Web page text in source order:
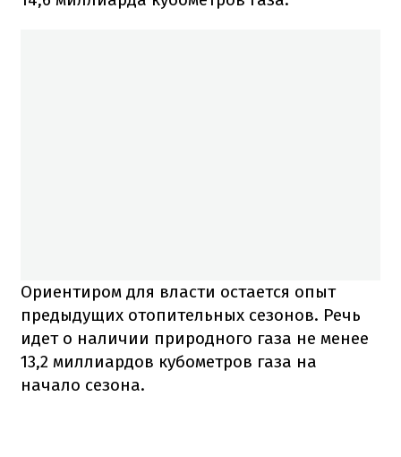
Ориентиром для власти остается опыт
предыдущих отопительных сезонов. Речь
идет о наличии природного газа не менее
13,2 миллиардов кубометров газа на
начало сезона.